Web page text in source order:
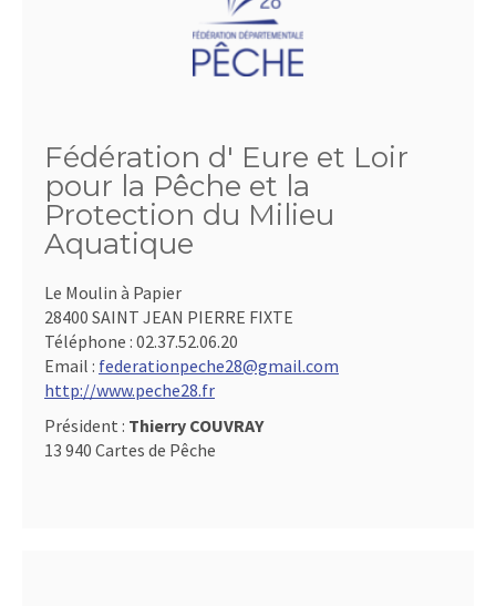
Fédération d' Eure et Loir
pour la Pêche et la
Protection du Milieu
Aquatique
Le Moulin à Papier
28400 SAINT JEAN PIERRE FIXTE
Téléphone : 02.37.52.06.20
Email : federationpeche28@gmail.com
http://www.peche28.fr
Président : Thierry COUVRAY
13 940 Cartes de Pêche